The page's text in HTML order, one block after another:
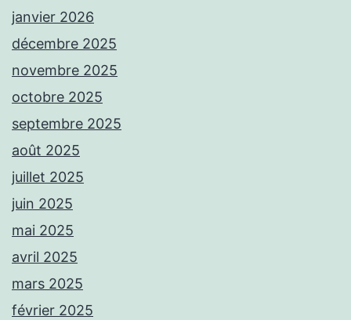
janvier 2026
décembre 2025
novembre 2025
octobre 2025
septembre 2025
août 2025
juillet 2025
juin 2025
mai 2025
avril 2025
mars 2025
février 2025